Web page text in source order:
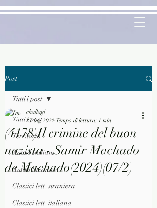
Post
Tutti i post
Territorio
Autori Italiani
Autori Stranieri
Classici lett. straniera
Classici lett. italiana
Tutti i post
(4178)Il crimine del buon
nazista - Samir Machado
de Machado(2024)(07/2)
challagi
27 lug 2024 Tempo di lettura: 1 min